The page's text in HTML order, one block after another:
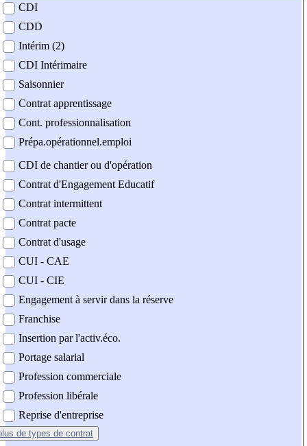
contrat
CDI
CDD
Intérim (2)
CDI Intérimaire
Saisonnier
Contrat apprentissage
Cont. professionnalisation
Prépa.opérationnel.emploi
CDI de chantier ou d'opération
Contrat d'Engagement Educatif
Contrat intermittent
Contrat pacte
Contrat d'usage
CUI - CAE
CUI - CIE
Engagement à servir dans la réserve
Franchise
Insertion par l'activ.éco.
Portage salarial
Profession commerciale
Profession libérale
Reprise d'entreprise
de types de contrat